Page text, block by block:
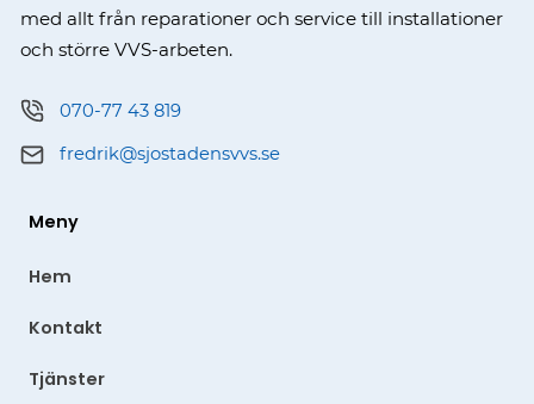
med allt från reparationer och service till installationer
och större VVS-arbeten.
070-77 43 819
fredrik@sjostadensvvs.se
Meny
Hem
Kontakt
Tjänster